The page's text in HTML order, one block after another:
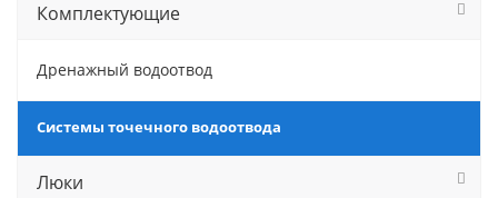
Комплектующие
Дренажный водоотвод
Системы точечного водоотвода
Люки